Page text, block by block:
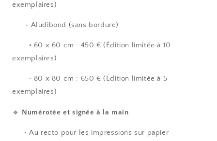
exemplaires)
• Aludibond (sans bordure)
◦ 60 x 60 cm : 450 € (Édition limitée à 10
exemplaires)
◦ 80 x 80 cm : 650 € (Édition limitée à 5
exemplaires)
🔹 Numérotée et signée à la main
• Au recto pour les impressions sur papier